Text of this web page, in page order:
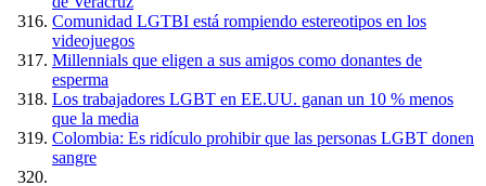
Comunidad LGTBI está rompiendo estereotipos en los
videojuegos
Millennials que eligen a sus amigos como donantes de
esperma
Los trabajadores LGBT en EE.UU. ganan un 10 % menos
que la media
Colombia: Es ridículo prohibir que las personas LGBT donen
sangre